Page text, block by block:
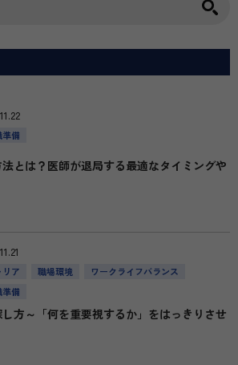
備
とは？医師が退局する最適なタイミングや
リア 職場環境
ワークライフバランス
備
方～「何を重要視するか」をはっきりさせ